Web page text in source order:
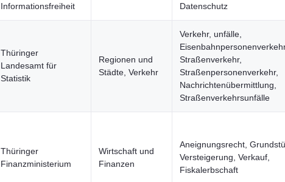
Informationsfreiheit
Datenschutz
Thüringer
Landesamt für
Statistik
Regionen und
Städte, Verkehr
Verkehr, unfälle,
Straßenverkehr,
Straßenpersonenverkehr,
Nachrichtenübermittlung,
Straßenverkehrsunfälle
Thüringer
Finanzministerium
Wirtschaft und
Finanzen
Aneignungsrecht,
Versteigerung, Verkauf,
Fiskalerbschaft